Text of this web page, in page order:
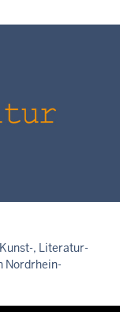
, Literatur-
Nordrhein-